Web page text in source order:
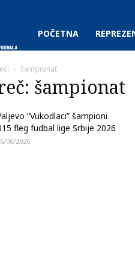
SAAF.rs
POČETNA
šampionat
šampionat
“Vukodlaci” šampioni
fleg fudbal lige Srbije 2026
06/2026